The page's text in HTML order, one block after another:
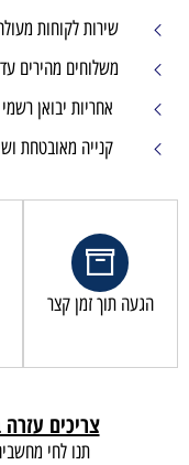
שירות לקוחות
משלוחים מהירים עד 7 ימי עסקים
אחריות יבואן
קנייה מאובטחת
הגעה תוך זמן קצר
צריכים
תנו לחי